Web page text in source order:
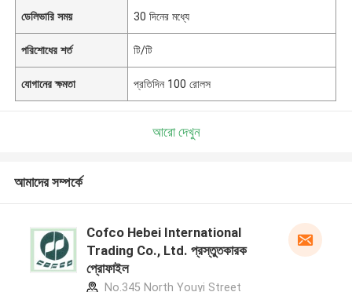
ডেলিভারি সময় 30 দিনের মধ্যে
পরিশোধের শর্ত টি/টি
যোগানের ক্ষমতা প্রতিদিন 100 রোলস
আরো দেখুন
আমাদের সম্পর্কে
Cofco Hebei International
Trading Co., Ltd. প্রস্তুতকারক
প্রোফাইল
No.345 North Youyi Street